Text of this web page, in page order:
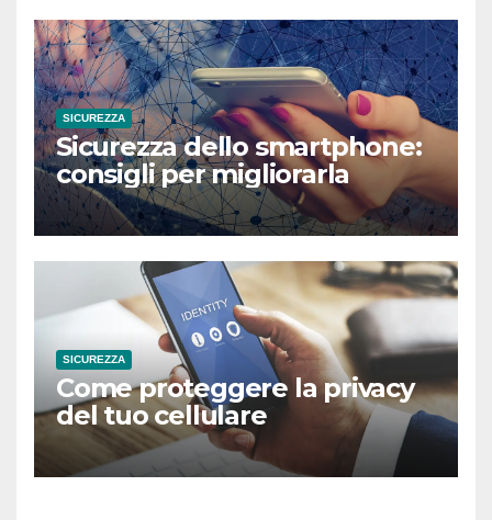
SICUREZZA
Sicurezza dello smartphone:
consigli per migliorarla
SICUREZZA
Come proteggere la privacy
del tuo cellulare